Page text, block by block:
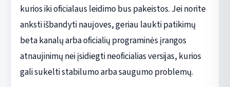
kurios iki oficialaus leidimo bus pakeistos. Jei norite
anksti išbandyti naujoves, geriau laukti patikimų
beta kanalų arba oficialių programinės įrangos
atnaujinimų nei įsidiegti neoficialias versijas, kurios
gali sukelti stabilumo arba saugumo problemų.